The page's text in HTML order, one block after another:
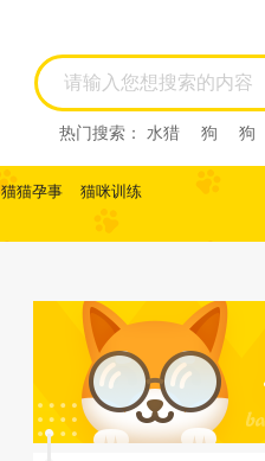
热门搜索： 水猎 狗 狗
西尼
阿比西尼
缅甸猫
猫
热带草原猫 索马里
塞尔凯
土耳 土耳
毛猫
英国长毛猫 英国
田园猫
土猫 狸花猫
园猫
重点色短毛猫 重
法斗
拉屎 乱拉屎
猫猫孕事
猫咪训练